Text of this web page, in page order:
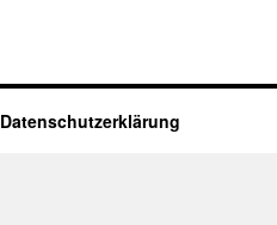
Datenschutzerklärung